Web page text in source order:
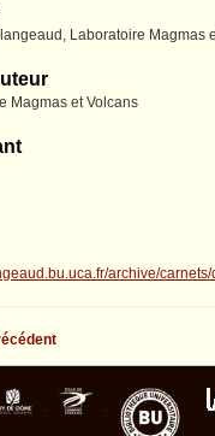
Laboratoire Magmas
Magmas et Volcans